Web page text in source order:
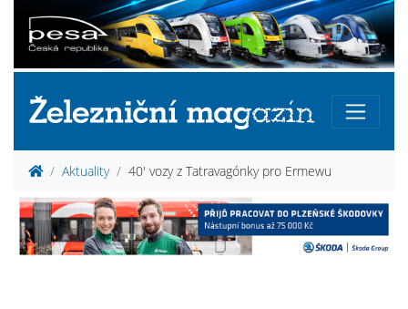
Aktuality 40' vozy z Tatravagónky pro Ermewu